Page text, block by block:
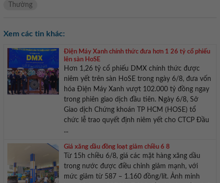
Thường
Xem các tin khác:
Điện Máy Xanh chính thức đưa hơn 1 26 tỷ cổ phiếu
lên sàn HoSE
Hơn 1,26 tỷ cổ phiếu DMX chính thức được
niêm yết trên sàn HoSE trong ngày 6/8, đưa vốn
hóa Điện Máy Xanh vượt 102.000 tỷ đồng ngay
trong phiên giao dịch đầu tiên. Ngày 6/8, Sở
Giao dịch Chứng khoán TP HCM (HOSE) tổ
chức lễ trao quyết định niêm yết cho CTCP Đầu
...
Giá xăng dầu đồng loạt giảm chiều 6 8
Từ 15h chiều 6/8, giá các mặt hàng xăng dầu
trong nước được điều chỉnh giảm mạnh, với
mức giảm từ 587 – 1.160 đồng/lít. Ảnh minh